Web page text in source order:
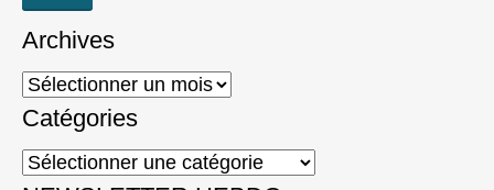
Archives
Archives
Catégories
Catégories